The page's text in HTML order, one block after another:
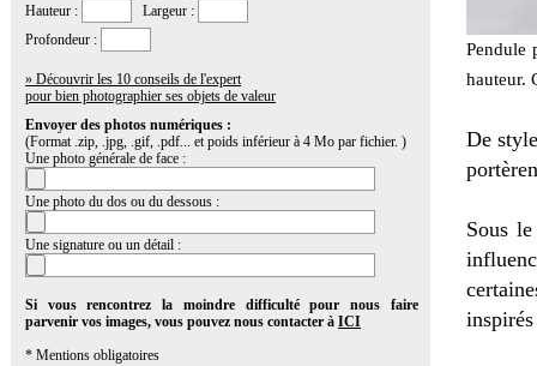
Hauteur :
Largeur :
Profondeur :
» Découvrir les 10 conseils de l'expert
pour bien photographier ses objets de valeur
Envoyer des photos numériques :
(Format .zip, .jpg, .gif, .pdf... et poids inférieur à 4 Mo par fichier. )
Une photo générale de face :
Une photo du dos ou du dessous :
Une signature ou un détail :
Si vous rencontrez la moindre difficulté pour nous faire
parvenir vos images, vous pouvez nous contacter à ICI
* Mentions obligatoires
Pendule
hauteur.
De
Sous